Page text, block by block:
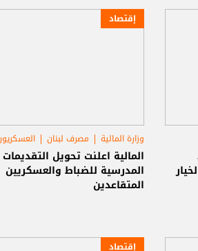
إقتصاد
وزارة المالية مصرف لبنان
المالية اعلنت تحويل التقديمات
المدرسية للضباط والعسكريين
المتقاعدين
إقتصاد